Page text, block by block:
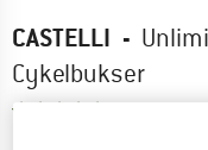
CASTELLI -
Cykelbukser